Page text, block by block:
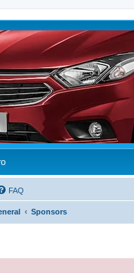
(Opens a new tab)
FAQ
Sponsors